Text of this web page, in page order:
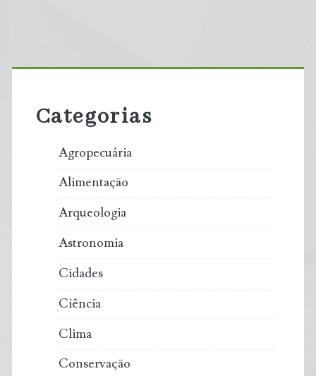
Primary
Sidebar
Categorias
Agropecuária
Alimentação
Arqueologia
Astronomia
Cidades
Ciência
Clima
Conservação